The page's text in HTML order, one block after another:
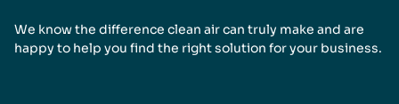
We know the difference clean air can truly make and are
happy to help you find the right solution for your business.